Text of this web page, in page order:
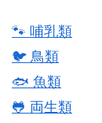
🐾 哺乳類
🐦 鳥類
🐟 魚類
🐸 両生類